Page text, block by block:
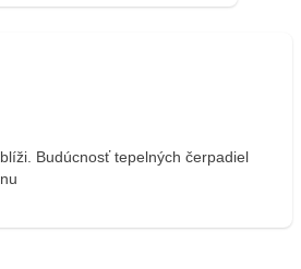
Budúcnosť tepelných čerpadiel